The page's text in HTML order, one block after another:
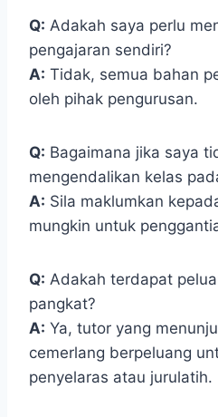
Q: Adakah saya perlu
pengajaran sendiri?
A: Tidak, semua bahan
oleh pihak pengurusan.
Q: Bagaimana jika saya
mengendalikan kelas
A: Sila maklumkan
mungkin untuk
Q: Adakah terdapat
pangkat?
A: Ya, tutor yang
cemerlang berpeluang
penyelaras atau jurulatih.